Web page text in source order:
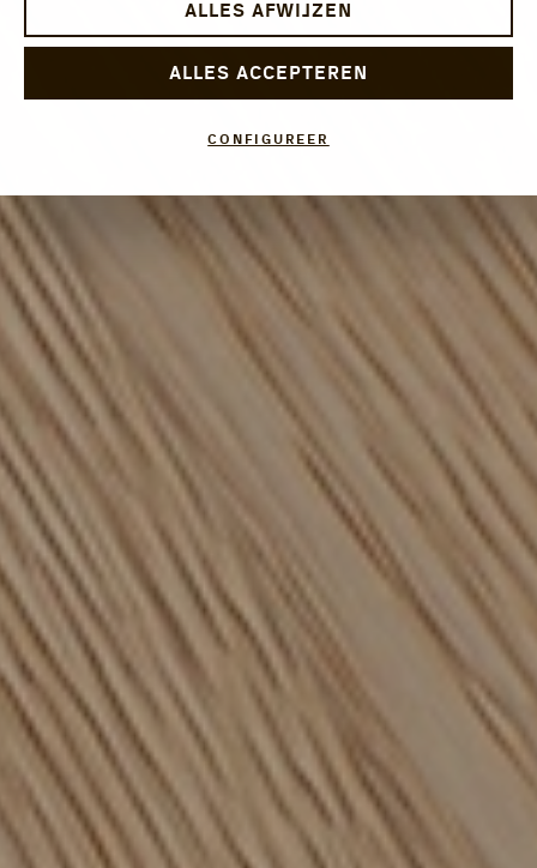
ALLES AFWIJZEN
ALLES ACCEPTEREN
CONFIGUREER